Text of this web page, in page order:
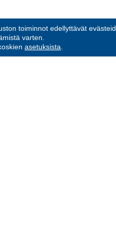
toiminnot edellyttävät
varten.
asetuksista